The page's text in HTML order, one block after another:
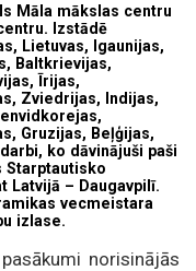
Māla mākslas centru
Izstādē
Lietuvas, Igaunijas,
Baltkrievijas,
Īrijas,
Zviedrijas, Indijas,
Gruzijas, Beļģijas,
ko dāvinājuši paši
Starptautisko
Latvijā – Daugavpilī.
vecmeistara
izlase.
norisinājās